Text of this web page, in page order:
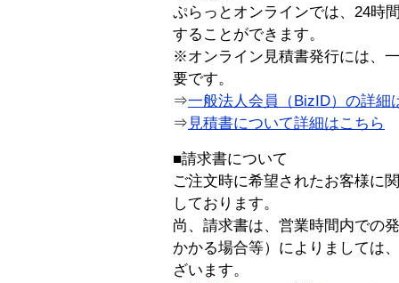
ぷらっとオンラインでは、24時
することができます。
※オンライン見積書発行には、
要です。
⇒一般法人会員（BizID）の詳細
⇒ 見積書について詳細はこちら
■請求書について
ご注文時に希望されたお客様に
しております。
尚、請求書は、営業時間内での
かかる場合等）によりましては
ざいます。